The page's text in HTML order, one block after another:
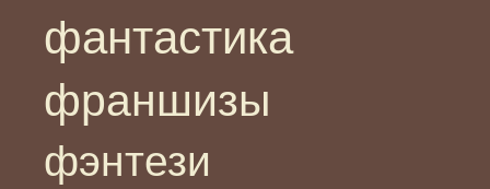
фантастика
франшизы
фэнтези